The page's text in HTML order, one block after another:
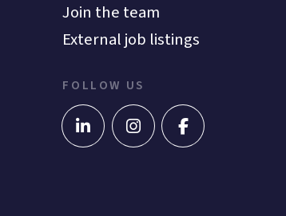
Join the team
External job listings
FOLLOW US